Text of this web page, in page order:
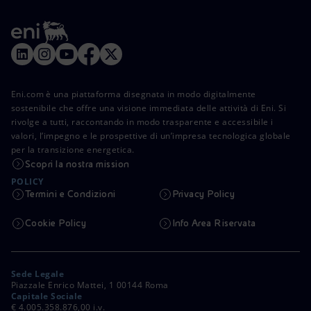
Eni.com è una piattaforma disegnata in modo digitalmente
sostenibile che offre una visione immediata delle attività di Eni. Si
rivolge a tutti, raccontando in modo trasparente e accessibile i
valori, l’impegno e le prospettive di un’impresa tecnologica globale
per la transizione energetica.
Scopri la nostra mission
POLICY
Termini e Condizioni Privacy Policy
Cookie Policy Info Area Riservata
Sede Legale
Piazzale Enrico Mattei, 1 00144 Roma
Capitale Sociale
€ 4.005.358.876,00 i.v.